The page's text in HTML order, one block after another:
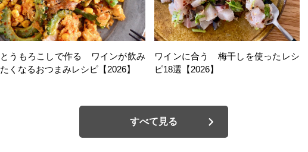
とうもろこしで作る ワインが飲み
たくなるおつまみレシピ【2026】
ワインに合う 梅干しを使ったレシ
ピ18選【2026】
すべて見る